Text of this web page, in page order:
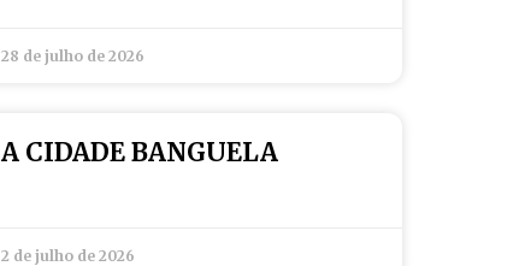
28 de julho de 2026
A CIDADE BANGUELA
2 de julho de 2026